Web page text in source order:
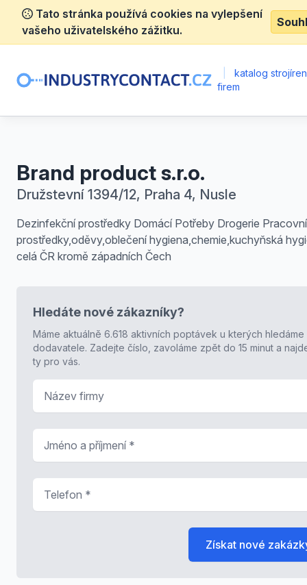
Tato stránka používá cookies na vylepšení
vašeho uživatelského zážitku.
katalog
firem
Brand product s.r.o.
Družstevní 1394/12, Praha 4, Nusle
Dezinfekční prostředky Domácí Potřeby Drogerie Pracovní
prostředky,oděvy,oblečení hygiena,chemie,kuchyňská
celá ČR kromě západních Čech
Hledáte nové zákazníky?
Máme aktuálně 6.618 aktivních poptávek u kterých hledáme
dodavatele. Zadejte číslo, zavoláme zpět do 15 minut a
ty pro vás.
Získat nové